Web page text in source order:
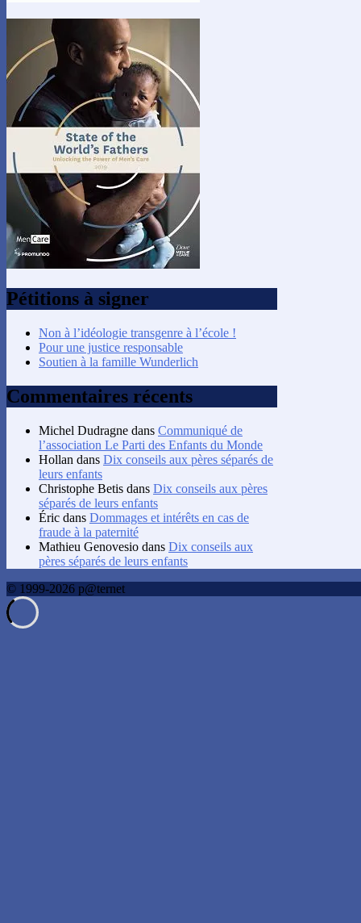
Pétitions à signer
Non à l’idéologie transgenre à l’école !
Pour une justice responsable
Soutien à la famille Wunderlich
Commentaires récents
Michel Dudragne dans Communiqué de
l’association Le Parti des Enfants du Monde
Hollan dans Dix conseils aux pères séparés de
leurs enfants
Christophe Betis dans Dix conseils aux pères
séparés de leurs enfants
Éric dans Dommages et intérêts en cas de
fraude à la paternité
Mathieu Genovesio dans Dix conseils aux
pères séparés de leurs enfants
© 1999-2026 p@ternet